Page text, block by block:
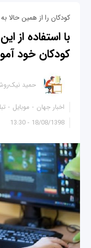
کودکان را از همین حالا
با استفاده از
کودکان خود
18/08/1398 - 13:30
حمید
اخبار جهان موبایل